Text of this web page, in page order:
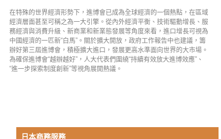
在特殊的世界經濟形勢下，進博會已成為全球經濟的一個熱點，在區域
經濟層面甚至可稱之為一大引擎。從內外經濟平衡、技術驅動增長、服
務經濟與消費升級、新商業和新業態發展等角度來看，進口增長可視為
中國經濟的一匹新“白馬”。關於擴大開放，政府工作報告中也建議，籌
辦好第三屆進博會，積極擴大進口，發展更高水準面向世界的大市場。
為確保進博會“越辦越好”，人大代表們圍繞“持續有效放大進博效應”、
“進一步探索制度創新”等視角展開熱議。
日本商務服務